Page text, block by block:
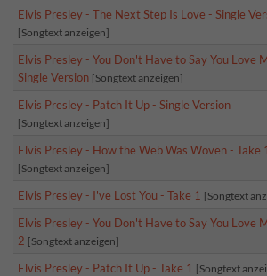
Elvis Presley - The Next Step Is Love - Single
[Songtext anzeigen]
Elvis Presley - You Don't Have to Say You Love
Single Version [Songtext anzeigen]
Elvis Presley - Patch It Up - Single Version
[Songtext anzeigen]
Elvis Presley - How the Web Was Woven - Take 1
[Songtext anzeigen]
Elvis Presley - I've Lost You - Take 1 [Songtext
Elvis Presley - You Don't Have to Say You Love
2 [Songtext anzeigen]
Elvis Presley - Patch It Up - Take 1 [Songtext